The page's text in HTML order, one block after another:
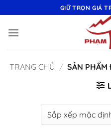
qua
nội
GIỮ TRỌN GIÁ
TRANG CHỦ / SẢN PHẨM